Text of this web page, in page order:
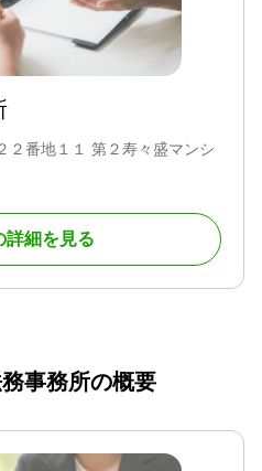
２番地１１ 第２寿々盛マンシ
詳細を見る
事務所の概要